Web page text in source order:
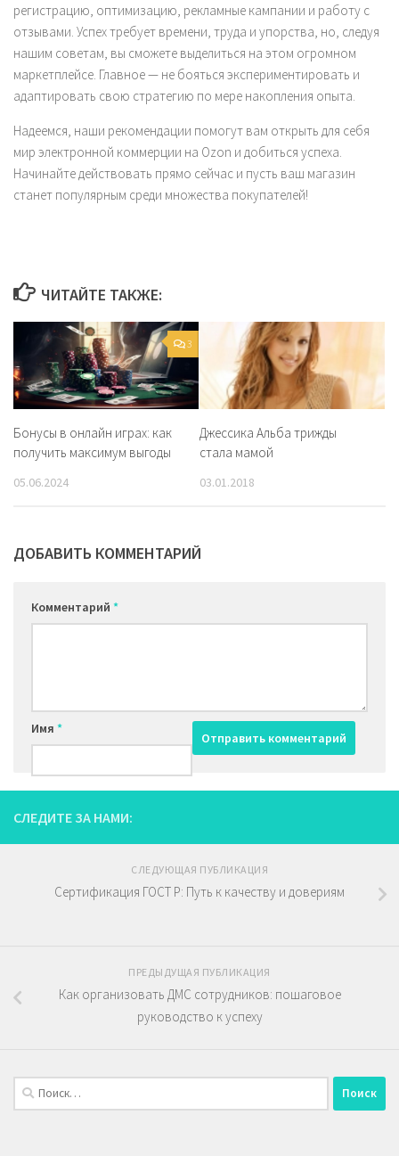
регистрацию, оптимизацию, рекламные кампании и работу с
отзывами. Успех требует времени, труда и упорства, но, следуя
нашим советам, вы сможете выделиться на этом огромном
маркетплейсе. Главное — не бояться экспериментировать и
адаптировать свою стратегию по мере накопления опыта.
Надеемся, наши рекомендации помогут вам открыть для себя
мир электронной коммерции на Ozon и добиться успеха.
Начинайте действовать прямо сейчас и пусть ваш магазин
станет популярным среди множества покупателей!
ЧИТАЙТЕ ТАКЖЕ:
3
Бонусы в онлайн играх: как
получить максимум выгоды
05.06.2024
Джессика Альба трижды
стала мамой
03.01.2018
ДОБАВИТЬ КОММЕНТАРИЙ
Комментарий *
Имя *
СЛЕДИТЕ ЗА НАМИ:
СЛЕДУЮЩАЯ ПУБЛИКАЦИЯ
Сертификация ГОСТ Р: Путь к качеству и довериям
ПРЕДЫДУЩАЯ ПУБЛИКАЦИЯ
Как организовать ДМС сотрудников: пошаговое
руководство к успеху
Найти: